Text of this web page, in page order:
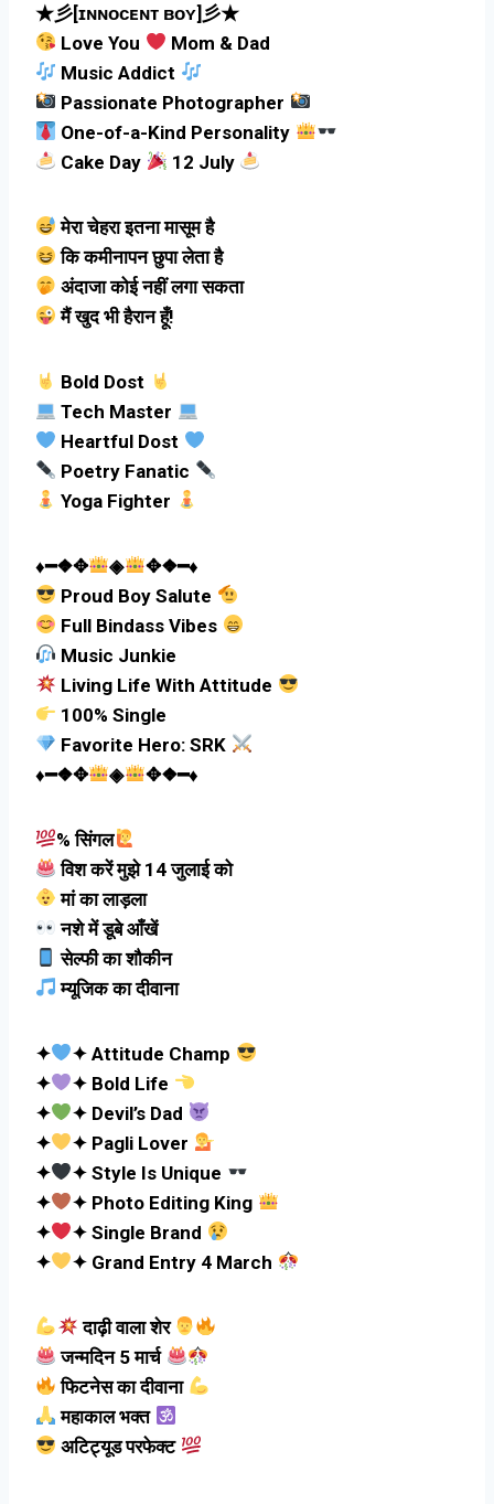
★彡[ɪɴɴᴏᴄᴇɴᴛ ʙᴏʏ]彡★
Love You
Mom & Dad
Music Addict
Passionate Photographer
One-of-a-Kind Personality
Cake Day
12 July
मेरा चेहरा इतना मासूम है
कि कमीनापन छुपा लेता है
अंदाजा कोई नहीं लगा सकता
मैं खुद भी हैरान हूँ!
Bold Dost
Tech Master
Heartful Dost
Poetry Fanatic
Yoga Fighter
♦️━❖✥ ◈ ✥❖━♦️
Proud Boy Salute
Full Bindass Vibes
Music Junkie
Living Life With Attitude
100% Single
Favorite Hero: SRK
♦️━❖✥ ◈ ✥❖━♦️
% सिंगल
विश करें मुझे 14 जुलाई को
मां का लाड़ला
नशे में डूबे आँखें
सेल्फी का शौकीन
म्यूजिक का दीवाना
✦
✦ Attitude Champ
✦
✦ Bold Life
✦
✦ Devil’s Dad
✦
✦ Pagli Lover
✦
✦ Style Is Unique
✦
✦ Photo Editing King
✦
✦ Single Brand
✦
✦ Grand Entry 4 March
दाढ़ी वाला शेर
जन्मदिन 5 मार्च
फिटनेस का दीवाना
महाकाल भक्त
अटिट्यूड परफेक्ट